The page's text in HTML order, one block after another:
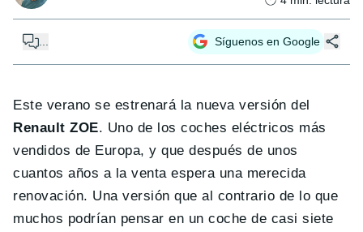
Síguenos en Google
Este verano se estrenará la nueva versión del
Renault ZOE. Uno de los coches eléctricos más
vendidos de Europa, y que después de unos
cuantos años a la venta espera una merecida
renovación. Una versión que al contrario de lo que
muchos podrían pensar en un coche de casi siete